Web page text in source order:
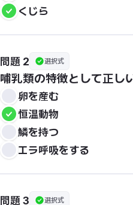
くじら
問題 2 選択式
哺乳類の特徴として正し
卵を産む
恒温動物
鱗を持つ
エラ呼吸をする
問題 3 選択式